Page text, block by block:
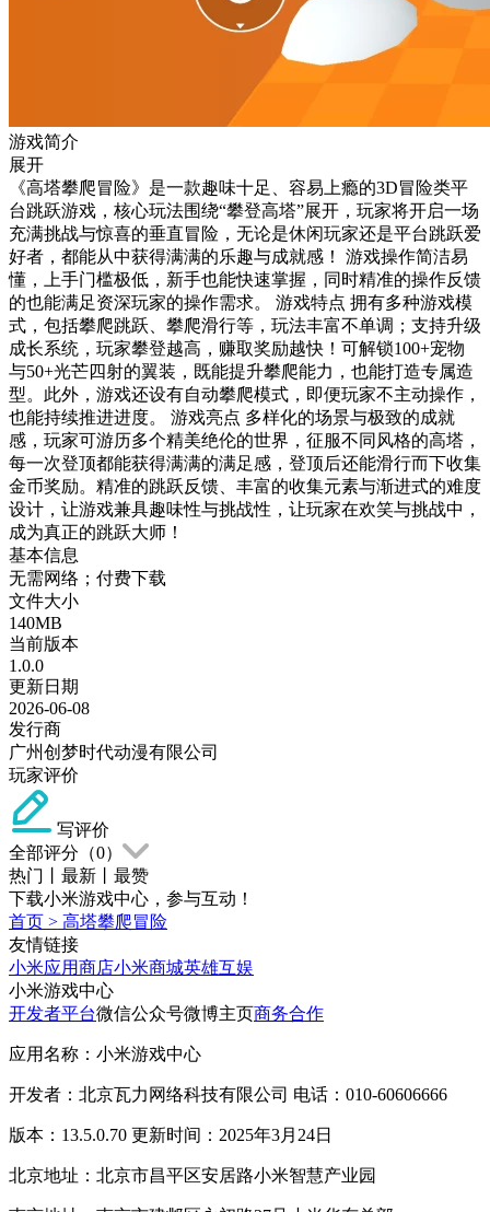
游戏简介
展开
《高塔攀爬冒险》是一款趣味十足、容易上瘾的3D冒险类平
台跳跃游戏，核心玩法围绕“攀登高塔”展开，玩家将开启一场
充满挑战与惊喜的垂直冒险，无论是休闲玩家还是平台跳跃爱
好者，都能从中获得满满的乐趣与成就感！ 游戏操作简洁易
懂，上手门槛极低，新手也能快速掌握，同时精准的操作反馈
的也能满足资深玩家的操作需求。 游戏特点 拥有多种游戏模
式，包括攀爬跳跃、攀爬滑行等，玩法丰富不单调；支持升级
成长系统，玩家攀登越高，赚取奖励越快！可解锁100+宠物
与50+光芒四射的翼装，既能提升攀爬能力，也能打造专属造
型。此外，游戏还设有自动攀爬模式，即便玩家不主动操作，
也能持续推进进度。 游戏亮点 多样化的场景与极致的成就
感，玩家可游历多个精美绝伦的世界，征服不同风格的高塔，
每一次登顶都能获得满满的满足感，登顶后还能滑行而下收集
金币奖励。精准的跳跃反馈、丰富的收集元素与渐进式的难度
设计，让游戏兼具趣味性与挑战性，让玩家在欢笑与挑战中，
成为真正的跳跃大师！
基本信息
无需网络；付费下载
文件大小
140MB
当前版本
1.0.0
更新日期
2026-06-08
发行商
广州创梦时代动漫有限公司
玩家评价
写评价
全部评分（0）
热门
最新
最赞
下载小米游戏中心，参与互动！
首页 > 高塔攀爬冒险
友情链接
小米应用商店小米商城英雄互娱
小米游戏中心
开发者平台微信公众号微博主页商务合作
应用名称：小米游戏中心
开发者：北京瓦力网络科技有限公司 电话：010-60606666
版本：13.5.0.70 更新时间：2025年3月24日
北京地址：北京市昌平区安居路小米智慧产业园